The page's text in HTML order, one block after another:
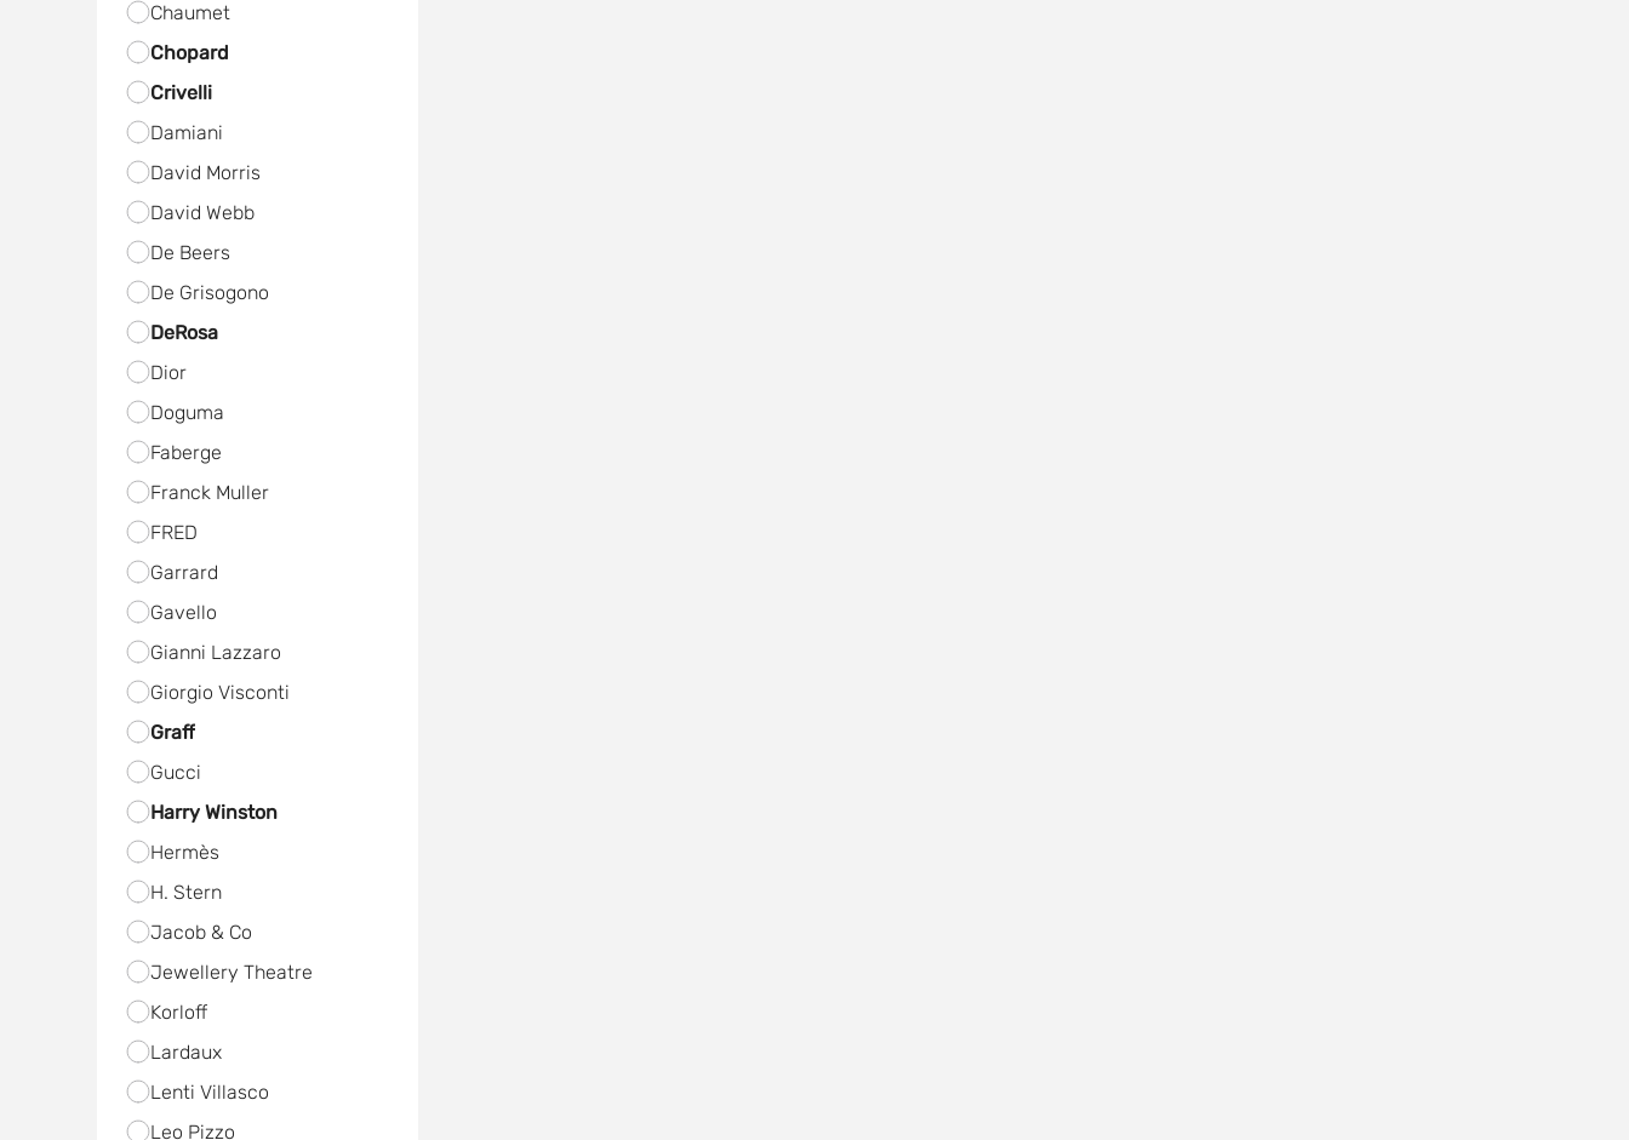
Chaumet
Chopard
Crivelli
Damiani
David Morris
David Webb
De Beers
De Grisogono
DeRosa
Dior
Doguma
Faberge
Franck Muller
FRED
Garrard
Gavello
Gianni Lazzaro
Giorgio Visconti
Graff
Gucci
Harry Winston
Hermès
H. Stern
Jacob & Co
Jewellery Theatre
Korloff
Lardaux
Lenti Villasco
Leo Pizzo